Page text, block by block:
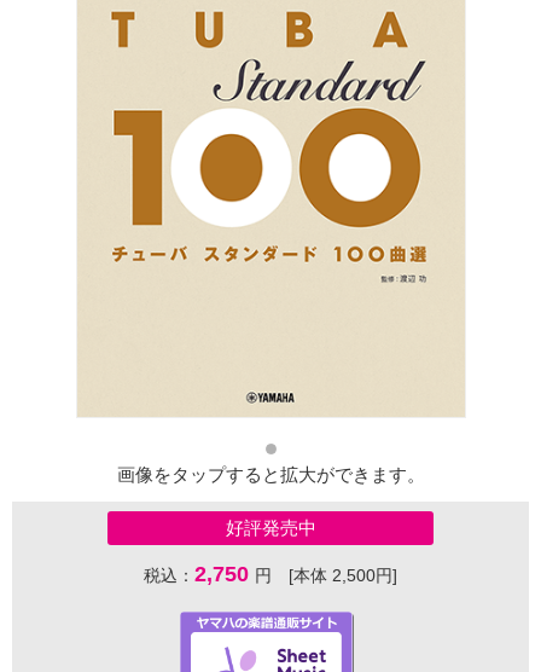
画像をタップすると拡大ができます。
好評発売中
税込： 2,750 円 [本体 2,500円]